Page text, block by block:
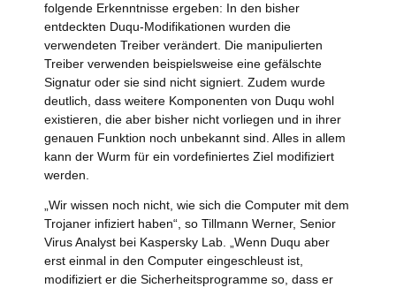
folgende Erkenntnisse ergeben: In den bisher
entdeckten Duqu-Modifikationen wurden die
verwendeten Treiber verändert. Die manipulierten
Treiber verwenden beispielsweise eine gefälschte
Signatur oder sie sind nicht signiert. Zudem wurde
deutlich, dass weitere Komponenten von Duqu wohl
existieren, die aber bisher nicht vorliegen und in ihrer
genauen Funktion noch unbekannt sind. Alles in allem
kann der Wurm für ein vordefiniertes Ziel modifiziert
werden.
„Wir wissen noch nicht, wie sich die Computer mit dem
Trojaner infiziert haben“, so Tillmann Werner, Senior
Virus Analyst bei Kaspersky Lab. „Wenn Duqu aber
erst einmal in den Computer eingeschleust ist,
modifiziert er die Sicherheitsprogramme so, dass er